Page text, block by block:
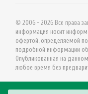
© 2006 - 2026 Все права
информация носит
офертой, определяемой
подробной информации
Опубликованная на
любое время без